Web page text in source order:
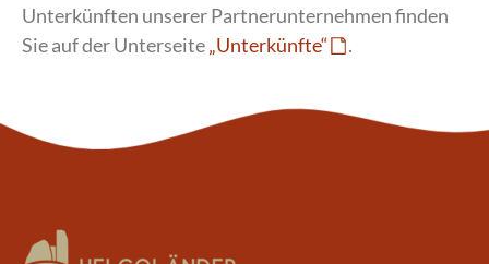
Unterkünften unserer Partnerunternehmen finden
Sie auf der Unterseite„Unterkünfte“ .